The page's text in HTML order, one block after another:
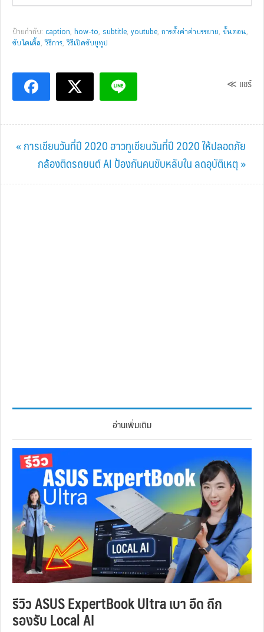
ป้ายกำกับ: caption, how-to, subtitle, youtube, การตั้งค่าคำบรรยาย, ขั้นตอน,
ซับไตเติ้ล,วิธีการ,วิธีเปิดซับยูทูป
≪ แชร์
Previous
« การเขียนวันที่ปี 2020 ฮาวทูเขียนวันที่ปี 2020 ให้ปลอดภัย
Next
Post:
กล้องติดรถยนต์ AI ป้องกันคนขับหลับใน ลดอุบัติเหตุ »
อ่านเพิ่มเติม
รีวิว ASUS ExpertBook Ultra เบา อึด ถึก
รองรับ Local AI